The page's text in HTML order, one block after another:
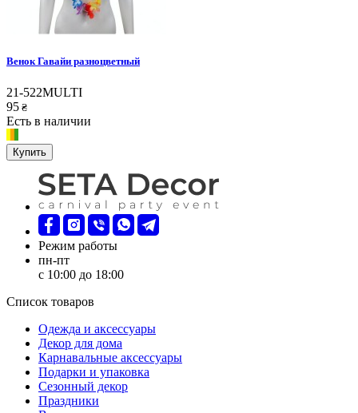
Венок Гавайи разноцветный
21-522MULTI
95 ₴
Есть в наличии
Купить
Режим работы
пн-пт
с 10:00 до 18:00
Список товаров
Oдежда и аксессуары
Декор для дома
Карнавальные аксессуары
Подарки и упаковка
Сезонный декор
Праздники